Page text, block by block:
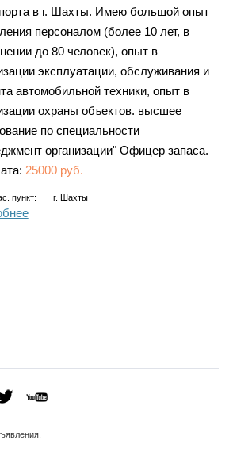
в г. Шахты. Имею большой опыт
персоналом (более 10 лет, в
до 80 человек), опыт в
эксплуатации, обслуживания и
автомобильной техники, опыт в
охраны объектов. высшее
по специальности
организации" Офицер запаса.
25000 руб.
пункт: г. Шахты